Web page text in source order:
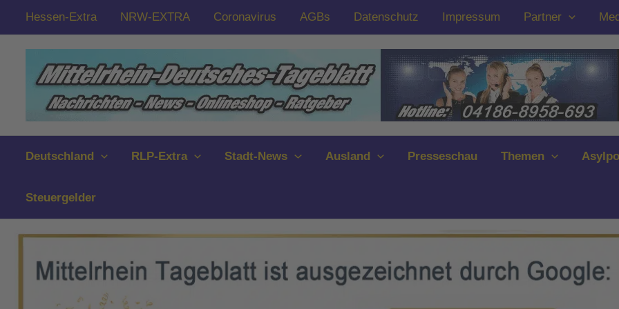
Zum
springen
Hessen-Extra NRW-EXTRA Coronavirus AGBs Datenschutz Impressum Partner
Deutschland RLP-Extra Stadt-News Ausland Presseschau Themen
Steuergelder